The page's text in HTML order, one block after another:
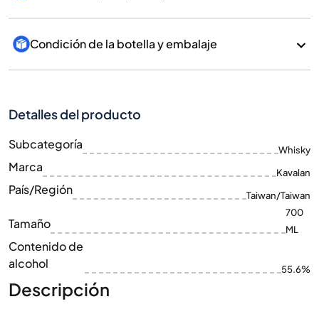
Condición de la botella y embalaje
Detalles del producto
Subcategoría Whisky
Marca Kavalan
País/Región Taiwan/Taiwan
Tamaño
700
ML
Contenido de
alcohol
55.6%
Descripción